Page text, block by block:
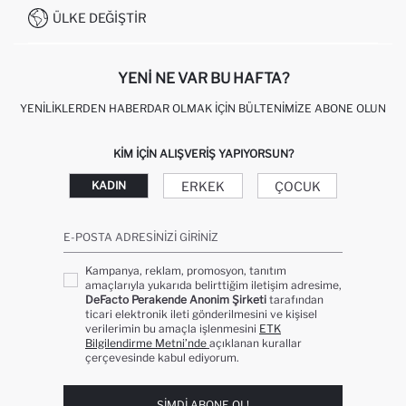
KAMPANYALAR
0850 333 22 86
ÜLKE DEĞIŞTIR
YENI NE VAR BU HAFTA?
YENILIKLERDEN HABERDAR OLMAK İÇIN BÜLTENIMIZE ABONE OLUN
KIM IÇIN ALIŞVERIŞ YAPIYORSUN?
KADIN ERKEK ÇOCUK
E-POSTA ADRESINIZI GIRINIZ
Kampanya, reklam, promosyon, tanıtım
amaçlarıyla yukarıda belirttiğim iletişim adresime,
DeFacto Perakende Anonim Şirketi tarafından
ticari elektronik ileti gönderilmesini ve kişisel
verilerimin bu amaçla işlenmesini ETK
Bilgilendirme Metni’nde açıklanan kurallar
çerçevesinde kabul ediyorum.